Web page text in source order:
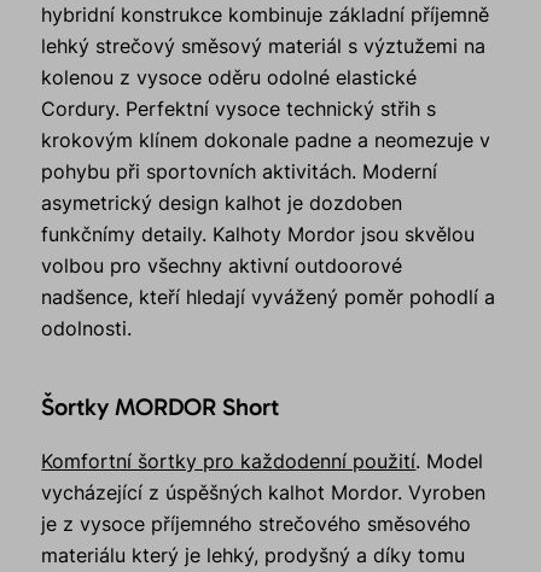
hybridní konstrukce kombinuje základní příjemně
lehký strečový směsový materiál s výztužemi na
kolenou z vysoce oděru odolné elastické
Cordury. Perfektní vysoce technický střih s
krokovým klínem dokonale padne a neomezuje v
pohybu při sportovních aktivitách. Moderní
asymetrický design kalhot je dozdoben
funkčnímy detaily. Kalhoty Mordor jsou skvělou
volbou pro všechny aktivní outdoorové
nadšence, kteří hledají vyvážený poměr pohodlí a
odolnosti.
Šortky MORDOR Short
Komfortní šortky pro každodenní použití. Model
vycházející z úspěšných kalhot Mordor. Vyroben
je z vysoce příjemného strečového směsového
materiálu který je lehký, prodyšný a díky tomu